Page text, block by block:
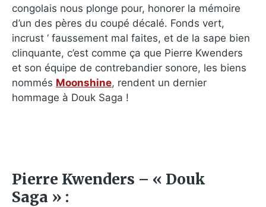
congolais nous plonge pour, honorer la mémoire
d’un des pères du coupé décalé. Fonds vert,
incrust ‘ faussement mal faites, et de la sape bien
clinquante, c’est comme ça que Pierre Kwenders
et son équipe de contrebandier sonore, les biens
nommés Moonshine, rendent un dernier
hommage à Douk Saga !
Pierre Kwenders – « Douk
Saga » :